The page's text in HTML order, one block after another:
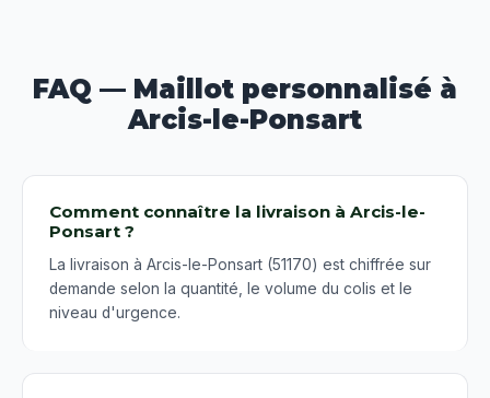
FAQ — Maillot personnalisé à
Arcis-le-Ponsart
Comment connaître la livraison à Arcis-le-
Ponsart ?
La livraison à Arcis-le-Ponsart (51170) est chiffrée sur
demande selon la quantité, le volume du colis et le
niveau d'urgence.